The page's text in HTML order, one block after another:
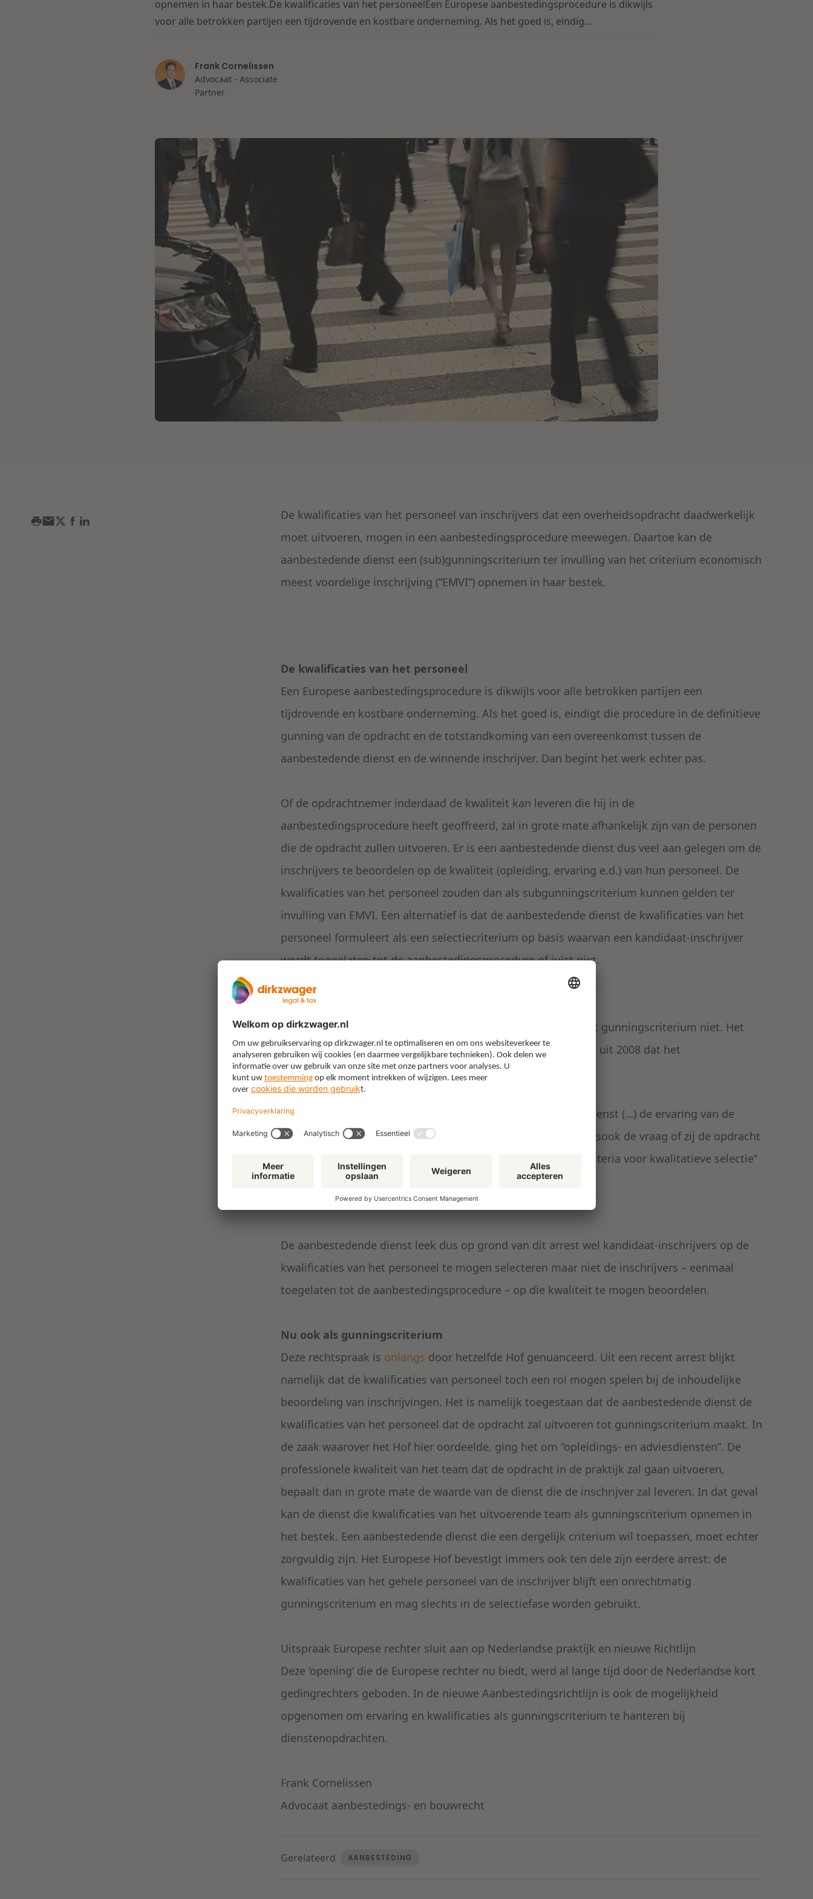
opnemen in haar bestek.De kwalificaties van het personeelEen Europese aanbestedingsprocedure is dikwijls
voor alle betrokken partijen een tijdrovende en kostbare onderneming. Als het goed is, eindig...
Frank Cornelissen
Advocaat - Associate
Partner
De kwalificaties van het personeel van inschrijvers dat een overheidsopdracht daadwerkelijk
moet uitvoeren, mogen in een aanbestedingsprocedure meewegen. Daartoe kan de
aanbestedende dienst een (sub)gunningscriterium ter invulling van het criterium economisch
meest voordelige inschrijving (“EMVI”) opnemen in haar bestek.
De kwalificaties van het personeel
Een Europese aanbestedingsprocedure is dikwijls voor alle betrokken partijen een
tijdrovende en kostbare onderneming. Als het goed is, eindigt die procedure in de definitieve
gunning van de opdracht en de totstandkoming van een overeenkomst tussen de
aanbestedende dienst en de winnende inschrijver. Dan begint het werk echter pas.
Of de opdrachtnemer inderdaad de kwaliteit kan leveren die hij in de
aanbestedingsprocedure heeft geoffreerd, zal in grote mate afhankelijk zijn van de personen
die de opdracht zullen uitvoeren. Er is een aanbestedende dienst dus veel aan gelegen om de
inschrijvers te beoordelen op de kwaliteit (opleiding, ervaring e.d.) van hun personeel. De
kwalificaties van het personeel zouden dan als subgunningscriterium kunnen gelden ter
invulling van EMVI. Een alternatief is dat de aanbestedende dienst de kwalificaties van het
personeel formuleert als een selectiecriterium op basis waarvan een kandidaat-inschrijver
wordt toegelaten tot de aanbestedingsprocedure of juist niet.
Voorheen alleen als selectiecriterium
Tot voor kort leek dat selectiecriterium wel toegestaan en het gunningscriterium niet. Het
Europese Hof van Justitie overwoog namelijk in eenuitspraak uit 2008 dat het
aanbestedingsrecht
“[r.o. 32] (…) zich ertegen [verzet] dat de aanbestedende dienst (…) de ervaring van de
inschrijvers, hun personeelsbezetting en hun uitrusting alsook de vraag of zij de opdracht
op het vastgestelde tijdstip kunnen uitvoeren, niet als „criteria voor kwalitatieve selectie”
maar als „gunningscriteria” in aanmerking neemt.”
De aanbestedende dienst leek dus op grond van dit arrest wel kandidaat-inschrijvers op de
kwalificaties van het personeel te mogen selecteren maar niet de inschrijvers – eenmaal
toegelaten tot de aanbestedingsprocedure – op die kwaliteit te mogen beoordelen.
Nu ook als gunningscriterium
Deze rechtspraak is onlangs door hetzelfde Hof genuanceerd. Uit een recent arrest blijkt
namelijk dat de kwalificaties van personeel toch een rol mogen spelen bij de inhoudelijke
beoordeling van inschrijvingen. Het is namelijk toegestaan dat de aanbestedende dienst de
kwalificaties van het personeel dat de opdracht zal uitvoeren tot gunningscriterium maakt. In
de zaak waarover het Hof hier oordeelde, ging het om “opleidings- en adviesdiensten”. De
professionele kwaliteit van het team dat de opdracht in de praktijk zal gaan uitvoeren,
bepaalt dan in grote mate de waarde van de dienst die de inschrijver zal leveren. In dat geval
kan de dienst die kwalificaties van het uitvoerende team als gunningscriterium opnemen in
het bestek. Een aanbestedende dienst die een dergelijk criterium wil toepassen, moet echter
zorgvuldig zijn. Het Europese Hof bevestigt immers ook ten dele zijn eerdere arrest: de
kwalificaties van het gehele personeel van de inschrijver blijft een onrechtmatig
gunningscriterium en mag slechts in de selectiefase worden gebruikt.
Uitspraak Europese rechter sluit aan op Nederlandse praktijk en nieuwe Richtlijn
Deze ‘opening’ die de Europese rechter nu biedt, werd al lange tijd door de Nederlandse kort
gedingrechters geboden. In de nieuwe Aanbestedingsrichtlijn is ook de mogelijkheid
opgenomen om ervaring en kwalificaties als gunningscriterium te hanteren bij
dienstenopdrachten.
Frank Cornelissen
Advocaat aanbestedings- en bouwrecht
Gerelateerd AANBESTEDING